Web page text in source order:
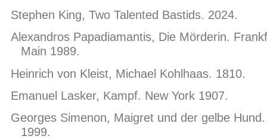
Stephen King, Two Talented Bastids. 2024.
Alexandros Papadiamantis, Die Mörderin.
Main 1989.
Heinrich von Kleist, Michael Kohlhaas. 1810.
Emanuel Lasker, Kampf. New York 1907.
Georges Simenon, Maigret und der gelbe
1999.